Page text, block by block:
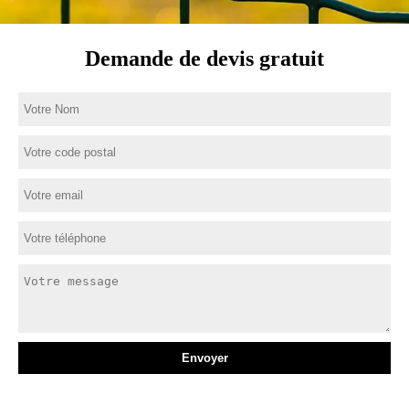
Demande de devis gratuit